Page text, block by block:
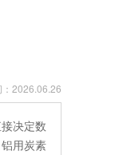
2026.06.26
决定数
用炭素